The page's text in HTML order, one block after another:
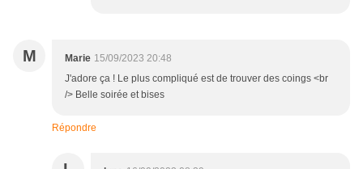
M Marie 15/09/2023 20:48
J'adore ça ! Le plus compliqué est de trouver des coings <br
/> Belle soirée et bises
Répondre